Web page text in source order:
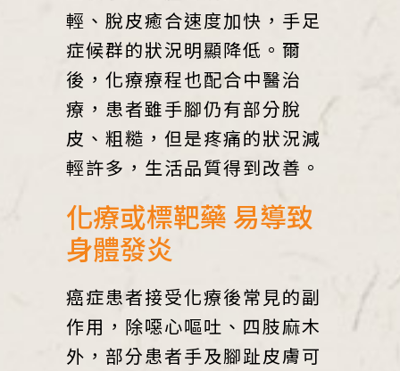
輕、脫皮癒合速度加快，手足
症候群的狀況明顯降低。爾
後，化療療程也配合中醫治
療，患者雖手腳仍有部分脫
皮、粗糙，但是疼痛的狀況減
輕許多，生活品質得到改善。
化療或標靶藥 易導致
身體發炎
癌症患者接受化療後常見的副
作用，除噁心嘔吐、四肢麻木
外，部分患者手及腳趾皮膚可